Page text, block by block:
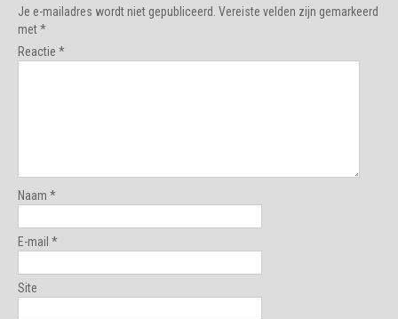
Je e-mailadres wordt niet gepubliceerd. Vereiste velden zijn gemarkeerd
met*
Reactie *
Naam *
E-mail *
Site